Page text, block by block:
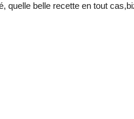
quelle belle recette en tout